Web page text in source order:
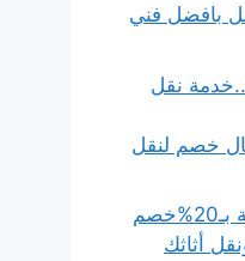
اتصل بافضل فني
نقل
خصم لنقل
شركة نقل اثاث بالمزاحمية بـ20%خصم
أثاثك